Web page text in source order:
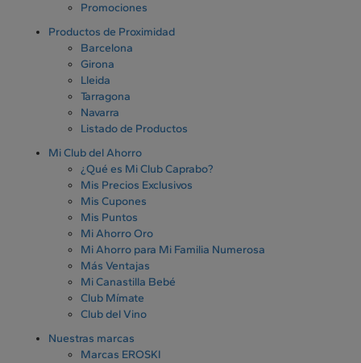
Promociones
Productos de Proximidad
Barcelona
Girona
Lleida
Tarragona
Navarra
Listado de Productos
Mi Club del Ahorro
¿Qué es Mi Club Caprabo?
Mis Precios Exclusivos
Mis Cupones
Mis Puntos
Mi Ahorro Oro
Mi Ahorro para Mi Familia Numerosa
Más Ventajas
Mi Canastilla Bebé
Club Mímate
Club del Vino
Nuestras marcas
Marcas EROSKI